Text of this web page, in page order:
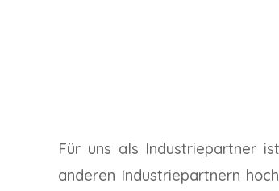
Für uns als Industriepartner
anderen Industriepartnern